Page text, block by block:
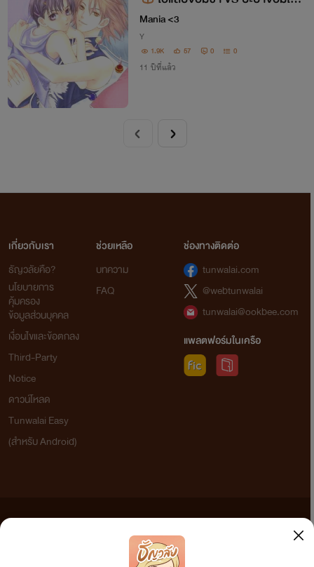
ด
Mania <3
Y
1.9K 57 0 0
11 ปีที่แล้ว
เกี่ยวกับเรา
ธัญวลัยคือ?
นโยบายการ
คุ้มครอง
ข้อมูลส่วนบุคคล
เงื่อนไขและข้อตกลง
Third-Party
Notice
ดาวน์โหลด
Tunwalai Easy
(สำหรับ Android)
ช่วยเหลือ
บทความ
FAQ
ช่องทางติดต่อ
tunwalai.com
@webtunwalai
tunwalai@ookbee.com
แพลตฟอร์มในเครือ
เว็บไซต์แห่งนี้ไม่ได้เห็นด้วยและไม่ขอรับผิดชอบต่อข้อความใดๆ ทั้งสิ้น ดังนั้นผู้อ่านทุกท่านโปรดใช้
วิจารณญาณในการกลั่นกรองด้วยตนเอง และหากท่านพบข้อความใดๆ ที่ขัดต่อกฎหมายและศีลธรรม